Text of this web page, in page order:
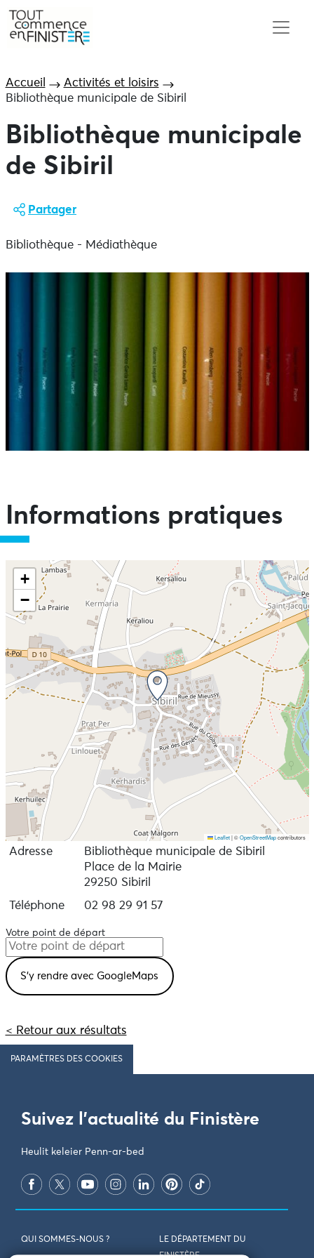
Accueil
Activités et loisirs
Bibliothèque municipale de Sibiril
Bibliothèque municipale
de Sibiril
Partager
Bibliothèque - Médiathèque
Informations pratiques
+
−
Leaflet |©OpenStreetMapcontributors
Adresse
Bibliothèque municipale de Sibiril
Place de la Mairie
29250 Sibiril
Téléphone
02 98 29 91 57
Votre point de départ
< Retour aux résultats
PARAMÈTRES DES COOKIES
Suivez l'actualité du Finistère
Heulit keleier Penn-ar-bed
QUI SOMMES-NOUS ?
LE DÉPARTEMENT DU
FINISTÈRE